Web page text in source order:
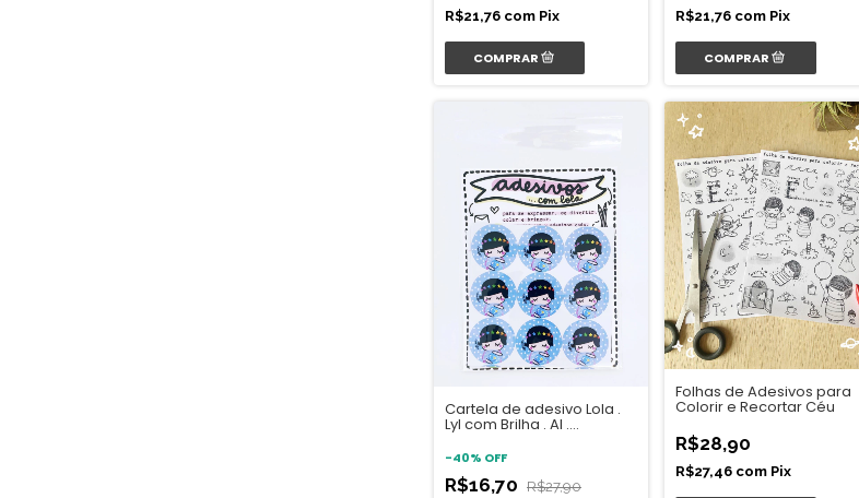
R$21,76 com Pix R$21,76 com Pix
Cartela de adesivo Lola .
Lyl com Brilha . Al .
-40% OFF
R$16,70 R$27,90
Folhas de Adesivos para
Colorir e Recortar Céu
R$28,90
R$27,46 com Pix